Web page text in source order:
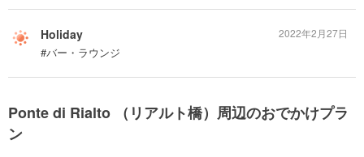
Holiday
#バー・ラウンジ
2022年2月27日
Ponte di Rialto （リアルト橋）周辺のおでかけプラ
ン